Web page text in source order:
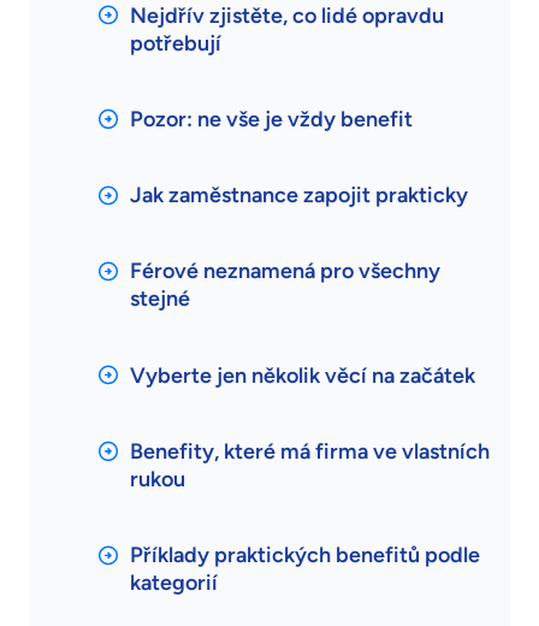
Nejdřív zjistěte, co lidé opravdu
potřebují
Pozor: ne vše je vždy benefit
Jak zaměstnance zapojit prakticky
Férové neznamená pro všechny
stejné
Vyberte jen několik věcí na začátek
Benefity, které má firma ve vlastních
rukou
Příklady praktických benefitů podle
kategorií